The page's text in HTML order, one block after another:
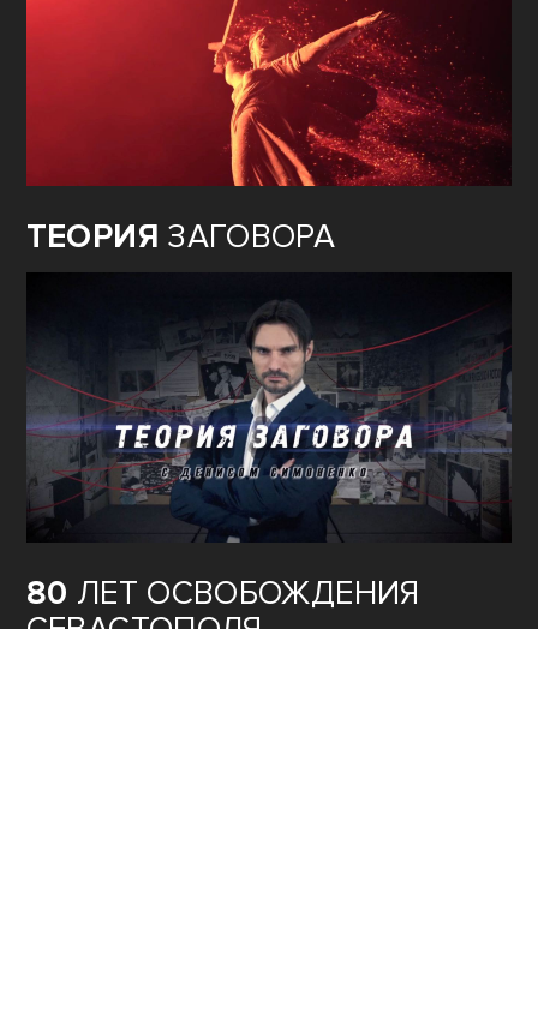
ТЕОРИЯ ЗАГОВОРА
80 ЛЕТ ОСВОБОЖДЕНИЯ
СЕВАСТОПОЛЯ